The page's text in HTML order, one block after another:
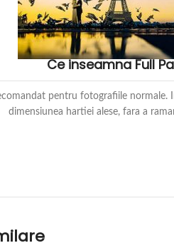
Ce inseamna Full
pentru fotografiile normale.
dimensiunea hartiei alese, fara a